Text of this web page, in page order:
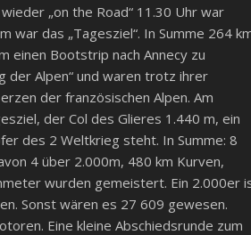
„on the Road“ 11.30 Uhr war
war das „Tagesziel“. In Summe 264
einen Bootstrip nach Annecy zu
der Alpen“ und waren trotz ihrer
der französischen Alpen. Am
der Col des Glieres 1.440 m, ein
des 2 Weltkrieg steht. In Summe: 8
4 über 2.000m, 480 km Kurven,
wurden gemeistert. Ein 2.000er
Sonst wären es 27 609 gewesen.
Eine kleine Abschiedsrunde zum